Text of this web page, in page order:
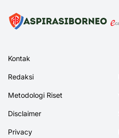
Kontak
Redaksi
Metodologi Riset
Disclaimer
Privacy